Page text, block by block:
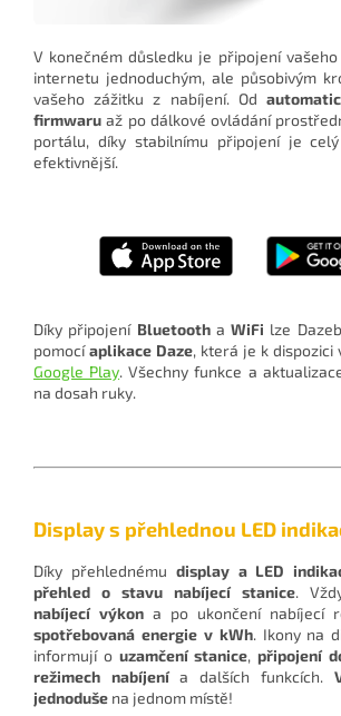
V konečném důsledku je připojení
internetu jednoduchým, ale působivým
vašeho zážitku z nabíjení. Od
firmwaru až po dálkové ovládání
portálu, díky stabilnímu připojení je
efektivnější.
Díky připojení Bluetootha WiFi lze
pomocíaplikace Daze, která je k dispozici
Google Play. Všechny funkce a
na dosah ruky.
Display s přehlednou LED
Díky přehlednému display a LED
přehled o stavu nabíjecí stanice.
nabíjecí výkon a po ukončení nabíjecí
spotřebovaná energie v kWh. Ikony na
informují o uzamčení stanice, připojení
režimech nabíjenía dalších funkcích.
jednoduše na jednom místě!